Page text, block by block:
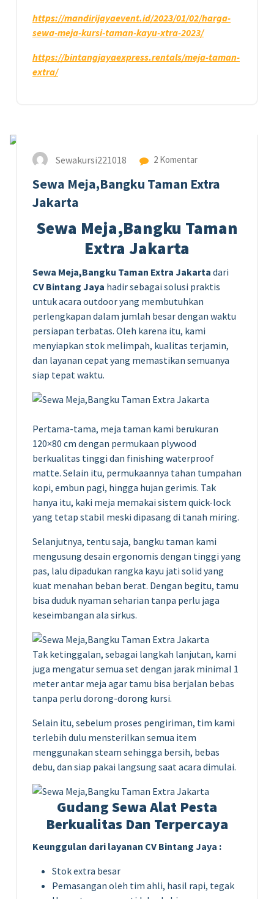
https://mandirijayaevent.id/2023/01/02/harga-
sewa-meja-kursi-taman-kayu-xtra-2023/
https://bintangjayaexpress.rentals/meja-taman-
extra/
Sewakursi221018 2 Komentar
Sewa Meja,Bangku Taman Extra
Jakarta
Sewa Meja,Bangku Taman
Extra Jakarta
Sewa Meja,Bangku Taman Extra Jakarta dari
CV Bintang Jaya hadir sebagai solusi praktis
untuk acara outdoor yang membutuhkan
perlengkapan dalam jumlah besar dengan waktu
persiapan terbatas. Oleh karena itu, kami
menyiapkan stok melimpah, kualitas terjamin,
dan layanan cepat yang memastikan semuanya
siap tepat waktu.
Pertama-tama, meja taman kami berukuran
120×80 cm dengan permukaan plywood
berkualitas tinggi dan finishing waterproof
matte. Selain itu, permukaannya tahan tumpahan
kopi, embun pagi, hingga hujan gerimis. Tak
hanya itu, kaki meja memakai sistem quick-lock
yang tetap stabil meski dipasang di tanah miring.
Selanjutnya, tentu saja, bangku taman kami
mengusung desain ergonomis dengan tinggi yang
pas, lalu dipadukan rangka kayu jati solid yang
kuat menahan beban berat. Dengan begitu, tamu
bisa duduk nyaman seharian tanpa perlu jaga
keseimbangan ala sirkus.
Tak ketinggalan, sebagai langkah lanjutan, kami
juga mengatur semua set dengan jarak minimal 1
meter antar meja agar tamu bisa berjalan bebas
tanpa perlu dorong-dorong kursi.
Selain itu, sebelum proses pengiriman, tim kami
terlebih dulu mensterilkan semua item
menggunakan steam sehingga bersih, bebas
debu, dan siap pakai langsung saat acara dimulai.
Gudang Sewa Alat Pesta
Berkualitas Dan Terpercaya
Keunggulan dari layanan CV Bintang Jaya :
Stok extra besar
Pemasangan oleh tim ahli, hasil rapi, tegak